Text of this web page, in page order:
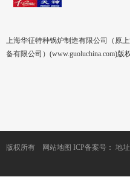
上海华征特种锅炉制造有限公司（原
备有限公司）(www.guoluchina.com)版
版权所有 网站地图 ICP备案号： 地